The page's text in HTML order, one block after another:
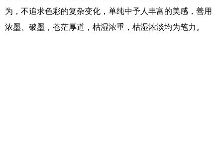
为，不追求色彩的复杂变化，单纯中予人丰富的美感，善用
浓墨、破墨，苍茫厚道，枯湿浓重，枯湿浓淡均为笔力。